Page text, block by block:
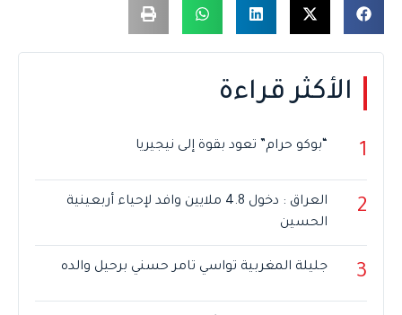
الأكثر قراءة
1 “بوكو حرام” تعود بقوة إلى نيجيريا
2
العراق : دخول 4.8 ملايين وافد لإحياء أربعينية
الحسين
3 جليلة المغربية تواسي تامر حسني برحيل والده